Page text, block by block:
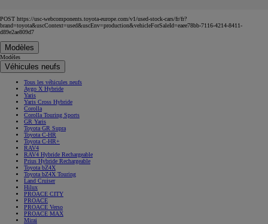
POST https://usc-webcomponents.toyota-europe.com/v1/used-stock-cars/fr/fr?
brand=toyota&uscContext=used&uscEnv=production&vehicleForSaleId=eaee78bb-7116-4214-8411-
d89e2ae809d7
Modèles
Modèles
Véhicules neufs
Tous les véhicules neufs
Aygo X Hybride
Yaris
Yaris Cross Hybride
Corolla
Corolla Touring Sports
GR Yaris
Toyota GR Supra
Toyota C-HR
Toyota C-HR+
RAV4
RAV4 Hybride Rechargeable
Prius Hybride Rechargeable
Toyota bZ4X
Toyota bZ4X Touring
Land Cruiser
Hilux
PROACE CITY
PROACE
PROACE Verso
PROACE MAX
Mirai